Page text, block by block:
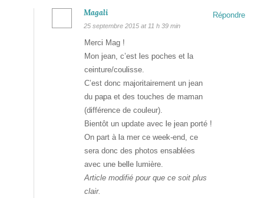
Répondre
Magali
25 septembre 2015 at 11 h 39 min
Merci Mag !
Mon jean, c’est les poches et la
ceinture/coulisse.
C’est donc majoritairement un jean
du papa et des touches de maman
(différence de couleur).
Bientôt un update avec le jean porté !
On part à la mer ce week-end, ce
sera donc des photos ensablées
avec une belle lumière.
Article modifié pour que ce soit plus
clair.